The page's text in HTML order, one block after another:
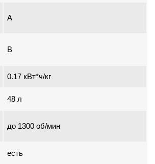
A
B
0.17 кВт*ч/кг
48 л
до 1300 об/мин
есть